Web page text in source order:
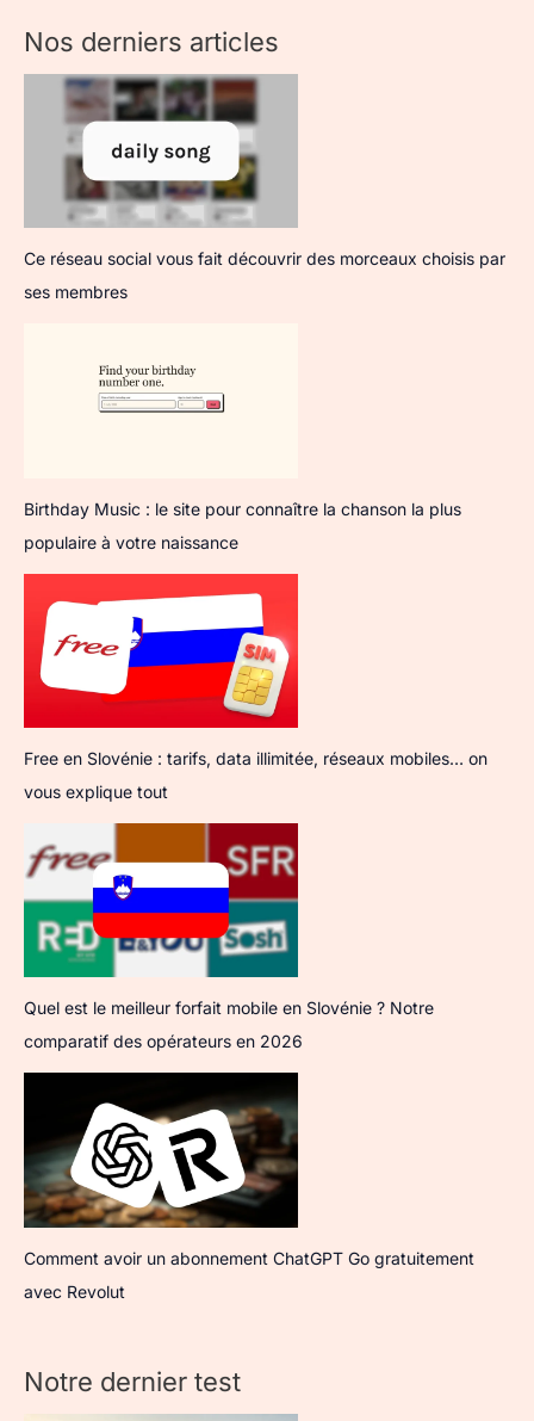
Nos derniers articles
Ce réseau social vous fait découvrir des morceaux choisis par
ses membres
Birthday Music : le site pour connaître la chanson la plus
populaire à votre naissance
Free en Slovénie : tarifs, data illimitée, réseaux mobiles… on
vous explique tout
Quel est le meilleur forfait mobile en Slovénie ? Notre
comparatif des opérateurs en 2026
Comment avoir un abonnement ChatGPT Go gratuitement
avec Revolut
Notre dernier test